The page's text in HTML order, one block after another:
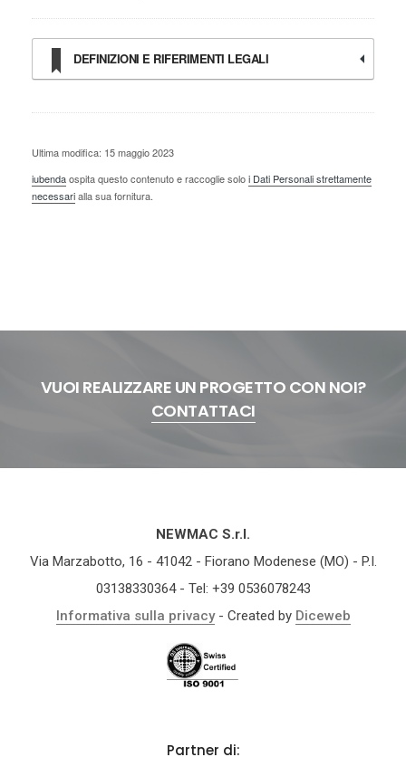
DEFINIZIONI E RIFERIMENTI LEGALI
Ultima modifica: 15 maggio 2023
iubendaospita questo contenuto e raccoglie soloi Dati Personali strettamente
necessarialla sua fornitura.
VUOI REALIZZARE UN PROGETTO CON NOI?
CONTATTACI
NEWMAC S.r.l.
Via Marzabotto, 16 - 41042 - Fiorano Modenese (MO) - P.I.
03138330364 - Tel: +39 0536078243
Informativa sulla privacy- Created by Diceweb
Partner di: